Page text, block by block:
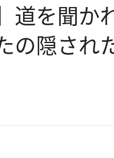
道を聞
隠され